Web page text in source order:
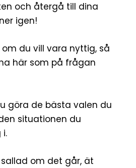
och återgå till dina
igen!
om du vill vara nyttig, så
här som på frågan
göra de bästa valen du
situationen du
i.
om det går, ät